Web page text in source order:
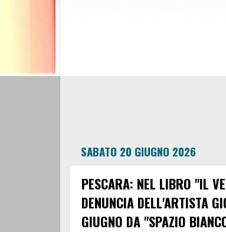
SABATO 20 GIUGNO 2026
PESCARA: NEL LIBRO "IL
DENUNCIA DELL'ARTISTA
GIUGNO DA "SPAZIO